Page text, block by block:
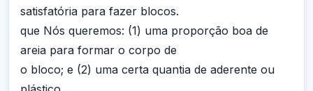
satisfatória para fazer blocos.
que Nós queremos: (1) uma proporção boa de
areia para formar o corpo de
o bloco; e (2) uma certa quantia de aderente ou